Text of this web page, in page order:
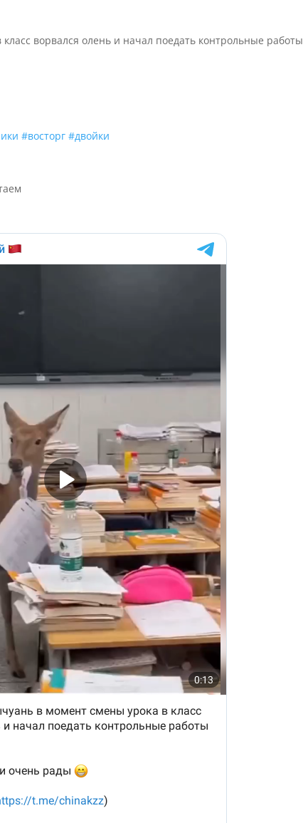
ворвался олень и начал поедать контрольные работы
#восторг #двойки